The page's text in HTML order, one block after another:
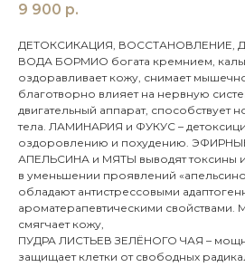
9 900 р.
ДЕТОКСИКАЦИЯ, ВОССТАНОВЛЕНИЕ,
ВОДА БОРМИО богата кремнием,
оздоравливает кожу, снимает
благотворно влияет на нервную
двигательный аппарат, способствует
тела. ЛАМИНАРИЯ и ФУКУС –
оздоровлению и похудению.
АПЕЛЬСИНА и МЯТЫ выводят токсины
в уменьшении проявлений
обладают антистрессовыми
ароматерапевтическими
смягчает кожу,
ПУДРА ЛИСТЬЕВ ЗЕЛЁНОГО ЧАЯ –
защищает клетки от свободных